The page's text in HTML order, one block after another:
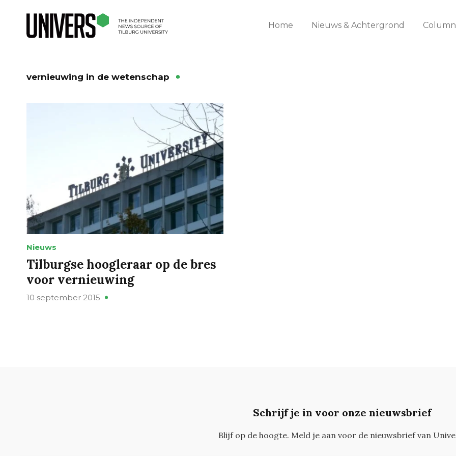
Home Nieuws & Achtergrond
vernieuwing in de wetenschap
Nieuws
Tilburgse hoogleraar op de bres
voor vernieuwing
10 september 2015
Schrijf je in voor onze nieuwsbrief
Blijf op de hoogte. Meld je aan voor de nieuwsbrief van